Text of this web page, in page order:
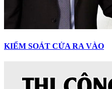
KIỂM SOÁT CỬA RA VÀO